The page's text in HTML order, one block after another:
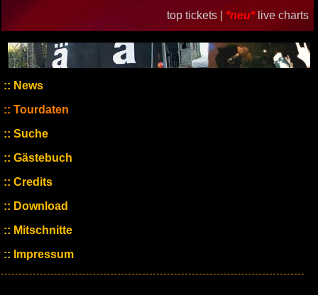
top tickets | *neu* live charts
News
Tourdaten
Suche
Gästebuch
Credits
Download
Mitschnitte
Impressum